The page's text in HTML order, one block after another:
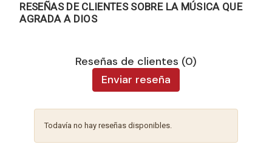
RESEÑAS DE CLIENTES SOBRE LA MÚSICA QUE
AGRADA A DIOS
Reseñas de clientes (0)
Enviar reseña
Todavía no hay reseñas disponibles.